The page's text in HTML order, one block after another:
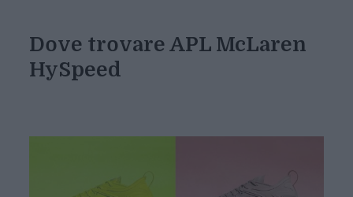
Dove trovare APL McLaren
HySpeed